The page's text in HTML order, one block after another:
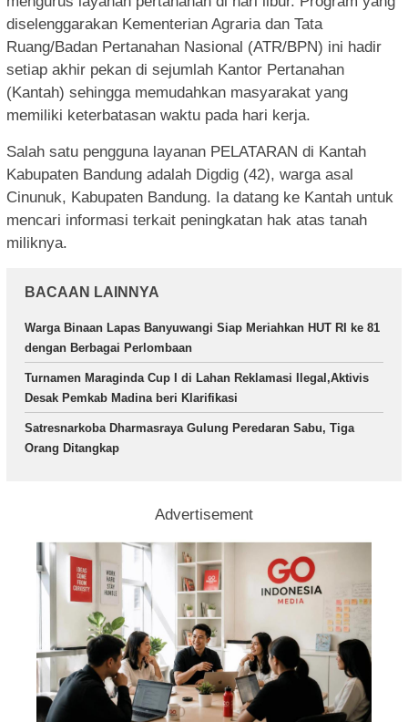
diselenggarakan Kementerian Agraria dan Tata
Ruang/Badan Pertanahan Nasional (ATR/BPN) ini hadir
setiap akhir pekan di sejumlah Kantor Pertanahan
(Kantah) sehingga memudahkan masyarakat yang
memiliki keterbatasan waktu pada hari kerja.
Salah satu pengguna layanan PELATARAN di Kantah
Kabupaten Bandung adalah Digdig (42), warga asal
Cinunuk, Kabupaten Bandung. Ia datang ke Kantah untuk
mencari informasi terkait peningkatan hak atas tanah
miliknya.
BACAAN LAINNYA
Warga Binaan Lapas Banyuwangi Siap Meriahkan HUT RI ke 81
dengan Berbagai Perlombaan
Turnamen Maraginda Cup I di Lahan Reklamasi Ilegal,Aktivis
Desak Pemkab Madina beri Klarifikasi
Satresnarkoba Dharmasraya Gulung Peredaran Sabu, Tiga
Orang Ditangkap
Advertisement